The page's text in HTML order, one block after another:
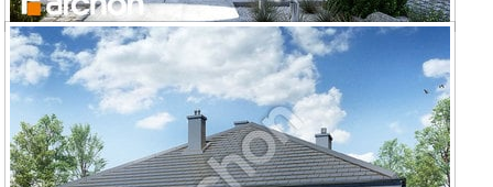
Dom w renklodach 3